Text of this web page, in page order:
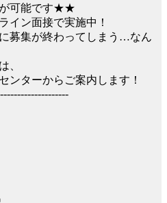
が可能です★★
イン面接で実施中！
募集が終わってしまう…なん
、
ンターからご案内します！